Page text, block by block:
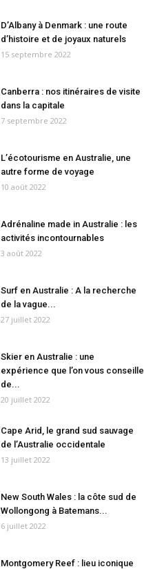
D’Albany à Denmark : une route
d’histoire et de joyaux naturels
15 septembre 2022
Canberra : nos itinéraires de visite
dans la capitale
7 septembre 2022
L’écotourisme en Australie, une
autre forme de voyage
10 août 2022
Adrénaline made in Australie : les
activités incontournables
3 août 2022
Surf en Australie : A la recherche
de la vague...
27 juillet 2022
Skier en Australie : une
expérience que l’on vous conseille
de...
20 juillet 2022
Cape Arid, le grand sud sauvage
de l’Australie occidentale
13 juillet 2022
New South Wales : la côte sud de
Wollongong à Batemans...
6 juillet 2022
Montgomery Reef : lieu iconique